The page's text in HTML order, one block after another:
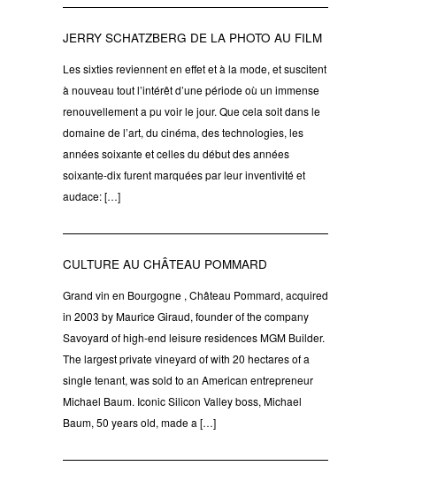
JERRY SCHATZBERG DE LA PHOTO AU FILM
Les sixties reviennent en effet et à la mode, et suscitent
à nouveau tout l’intérêt d’une période où un immense
renouvellement a pu voir le jour. Que cela soit dans le
domaine de l’art, du cinéma, des technologies, les
années soixante et celles du début des années
soixante-dix furent marquées par leur inventivité et
audace: […]
CULTURE AU CHÂTEAU POMMARD
Grand vin en Bourgogne , Château Pommard, acquired
in 2003 by Maurice Giraud, founder of the company
Savoyard of high-end leisure residences MGM Builder.
The largest private vineyard of with 20 hectares of a
single tenant, was sold to an American entrepreneur
Michael Baum. Iconic Silicon Valley boss, Michael
Baum, 50 years old, made a […]